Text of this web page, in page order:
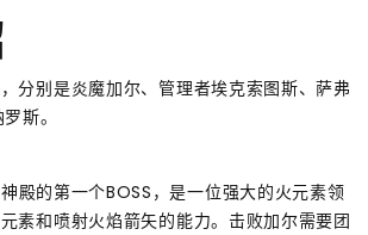
分别是炎魔加尔、管理者埃克索图斯、萨弗
斯。
殿的第一个BOSS，是一位强大的火元素领
素和喷射火焰箭矢的能力。击败加尔需要团